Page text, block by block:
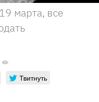
марта, все
Твитнуть